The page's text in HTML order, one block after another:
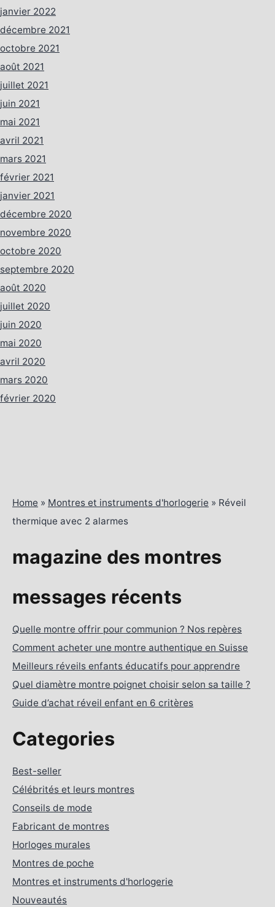
janvier 2022
décembre 2021
octobre 2021
août 2021
juillet 2021
juin 2021
mai 2021
avril 2021
mars 2021
février 2021
janvier 2021
décembre 2020
novembre 2020
octobre 2020
septembre 2020
août 2020
juillet 2020
juin 2020
mai 2020
avril 2020
mars 2020
février 2020
Home » Montres et instruments d'horlogerie » Réveil
thermique avec 2 alarmes
magazine des montres
messages récents
Quelle montre offrir pour communion ? Nos repères
Comment acheter une montre authentique en Suisse
Meilleurs réveils enfants éducatifs pour apprendre
Quel diamètre montre poignet choisir selon sa taille ?
Guide d’achat réveil enfant en 6 critères
Categories
Best-seller
Célébrités et leurs montres
Conseils de mode
Fabricant de montres
Horloges murales
Montres de poche
Montres et instruments d'horlogerie
Nouveautés